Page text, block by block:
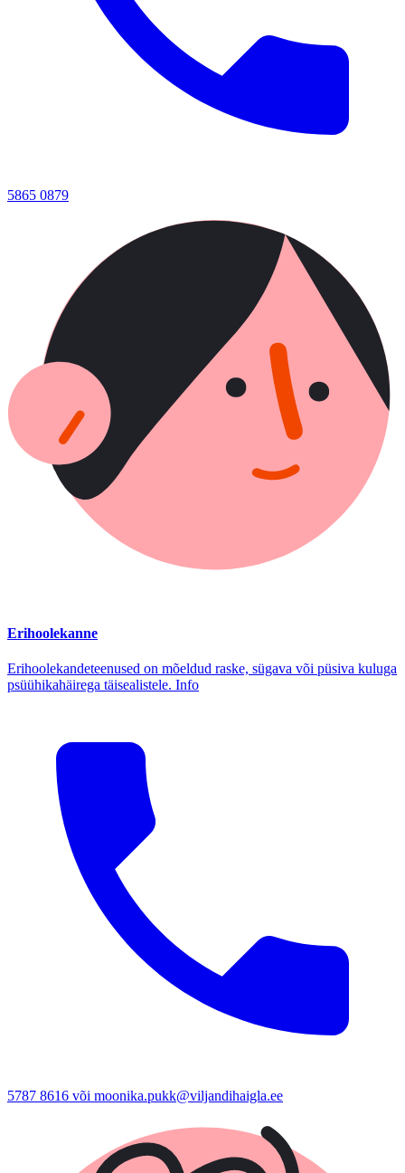
5865 0879
Erihoolekanne
Erihoolekandeteenused on mõeldud raske, sügava või püsiva kuluga
psüühikahäirega täisealistele. Info
5787 8616 või moonika.pukk@viljandihaigla.ee